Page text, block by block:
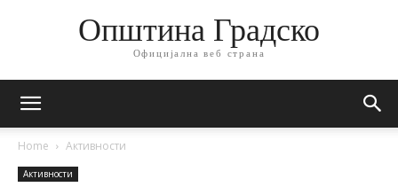
Општина Градско
Официјална веб страна
Home Активности
Активности